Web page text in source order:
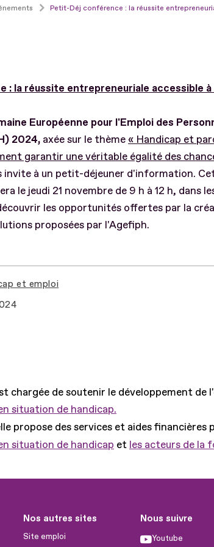
Petit-Déj conférence : la réussite
: la réussite entrepreneuriale accessible à
Européenne pour l'Emploi des
2024, axée sur le thème« Handicap et
garantir une véritable égalité des
invite à un petit-déjeuner d'information.
le jeudi 21 novembre de 9 h à 12 h, dans
les opportunités offertes par la
proposées par l'Agefiph.
et emploi
chargée de soutenir le développement de
situation de handicap.
propose des services et aides financières
situation de handicap et les acteurs de la
Nos autres sites
Site emploi
Nous suivre
Youtube